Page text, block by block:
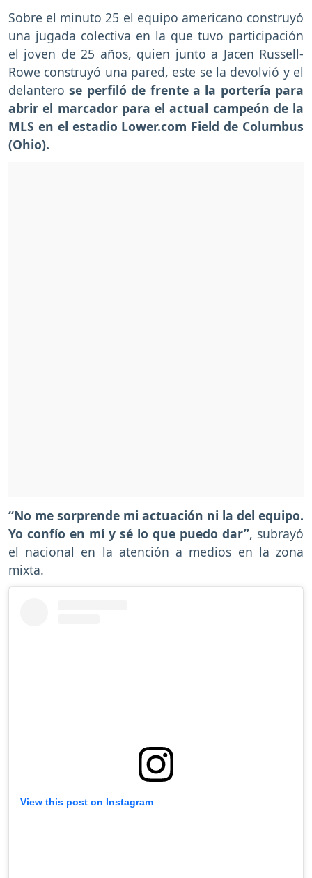
Sobre el minuto 25 el equipo americano construyó
una jugada colectiva en la que tuvo participación
el joven de 25 años, quien junto a Jacen Russell-
Rowe construyó una pared, este se la devolvió y el
delanterose perfiló de frente a la portería para
abrir el marcador para el actual campeón de la
MLS en el estadio Lower.com Field de Columbus
(Ohio).
“No me sorprende mi actuación ni la del equipo.
Yo confío en mí y sé lo que puedo dar”, subrayó
el nacional en la atención a medios en la zona
mixta.
View this post on Instagram